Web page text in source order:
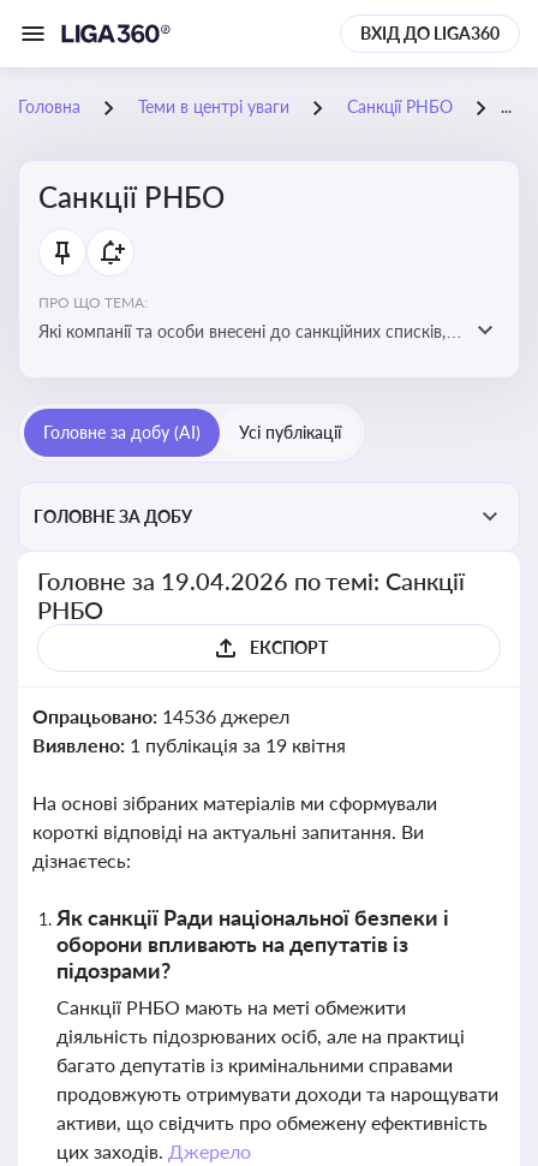
ВХІД ДО LIGA360
Головна Теми в центрі уваги Санкції РНБО
Санкції РНБО
ПРО ЩО ТЕМА:
Які компанії та особи внесені до санкційних списків,
санкцій для бізнесу та економіки в цілому
Головне за добу (AI) Усі публікації
ГОЛОВНЕ ЗА ДОБУ
Головне за 19.04.2026 по темі: Санкції
РНБО
ЕКСПОРТ
Опрацьовано: 14536 джерел
Виявлено: 1 публікація за 19 квітня
На основі зібраних матеріалів ми сформували
короткі відповіді на актуальні запитання. Ви
дізнаєтесь:
Як санкції Ради національної безпеки і
оборони впливають на депутатів із
підозрами?
Санкції РНБО мають на меті обмежити
діяльність підозрюваних осіб, але на практиці
багато депутатів із кримінальними справами
продовжують отримувати доходи та нарощувати
активи, що свідчить про обмежену ефективність
цих заходів. Джерело